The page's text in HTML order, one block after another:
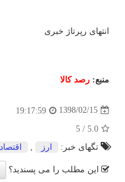
انتهای رپرتاژ خبری
منبع: رصد كالا
1398/02/15
19:17:59
5.0
/
5
تگهای خبر:
ارز اقتصاد
این مطلب را می پسندید؟